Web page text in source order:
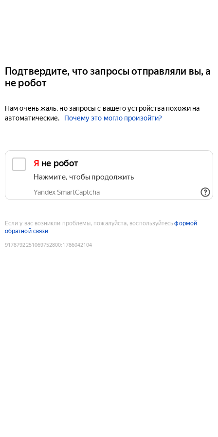
Подтвердите, что запросы отправляли вы, а
не робот
Нам очень жаль, но запросы с вашего устройства похожи на
автоматические.
Почему это могло произойти?
Я не робот
Нажмите, чтобы продолжить
Yandex SmartCaptcha
Если у вас возникли проблемы, пожалуйста, воспользуйтесьформой
обратной связи
9178792251069752800:1786042104